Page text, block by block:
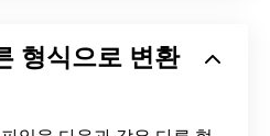
형식으로 변환